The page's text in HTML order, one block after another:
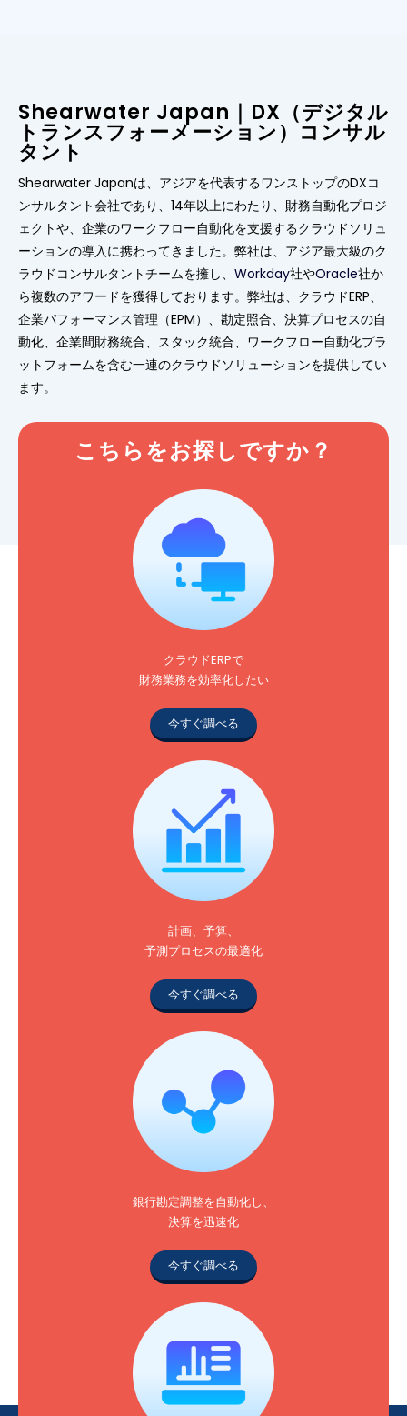
Shearwater Japan｜DX（デジタル
トランスフォーメーション）コンサル
タント
Shearwater Japanは、アジアを代表するワンストップのDXコ
ンサルタント会社であり、14年以上にわたり、財務自動化プロジ
ェクトや、企業のワークフロー自動化を支援するクラウドソリュ
ーションの導入に携わってきました。弊社は、アジア最大級のク
ラウドコンサルタントチームを擁し、 Workday社やOracle社か
ら複数のアワードを獲得しております。弊社は、クラウドERP、
企業パフォーマンス管理（EPM）、勘定照合、決算プロセスの自
動化、企業間財務統合、スタック統合、ワークフロー自動化プラ
ットフォームを含む一連のクラウドソリューションを提供してい
ます。
こちらをお探しですか？
クラウドERPで
財務業務を効率化したい
今すぐ調べる
計画、予算、
予測プロセスの最適化
今すぐ調べる
銀行勘定調整を自動化し、
決算を迅速化
今すぐ調べる